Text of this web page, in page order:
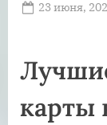
Posted
23 июня,
карты